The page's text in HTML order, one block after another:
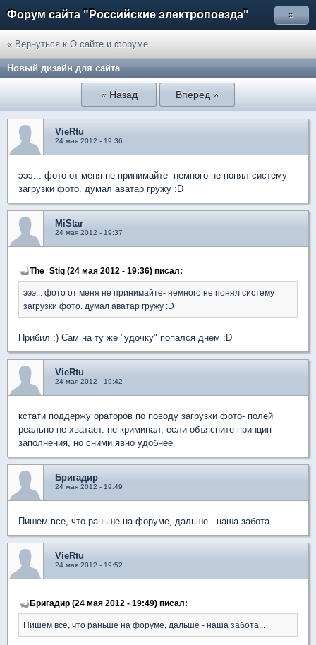
Форум сайта "Российские электропоезда" »
« Вернуться к О сайте и форуме
Новый дизайн для сайта
« Назад Вперед »
VieRtu
24 мая 2012 - 19:36
эээ... фото от меня не принимайте- немного не понял систему
загрузки фото. думал аватар гружу :D
MiStar
24 мая 2012 - 19:37
The_Stig (24 мая 2012 - 19:36) писал:
эээ... фото от меня не принимайте- немного не понял систему
загрузки фото. думал аватар гружу :D
Прибил :) Сам на ту же "удочку" попался днем :D
VieRtu
24 мая 2012 - 19:42
кстати поддержу ораторов по поводу загрузки фото- полей
реально не хватает. не криминал, если объясните принцип
заполнения, но сними явно удобнее
Бригадир
24 мая 2012 - 19:49
Пишем все, что раньше на форуме, дальше - наша забота...
VieRtu
24 мая 2012 - 19:52
Бригадир (24 мая 2012 - 19:49) писал:
Пишем все, что раньше на форуме, дальше - наша забота...